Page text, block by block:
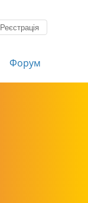
Реєстрація
Форум